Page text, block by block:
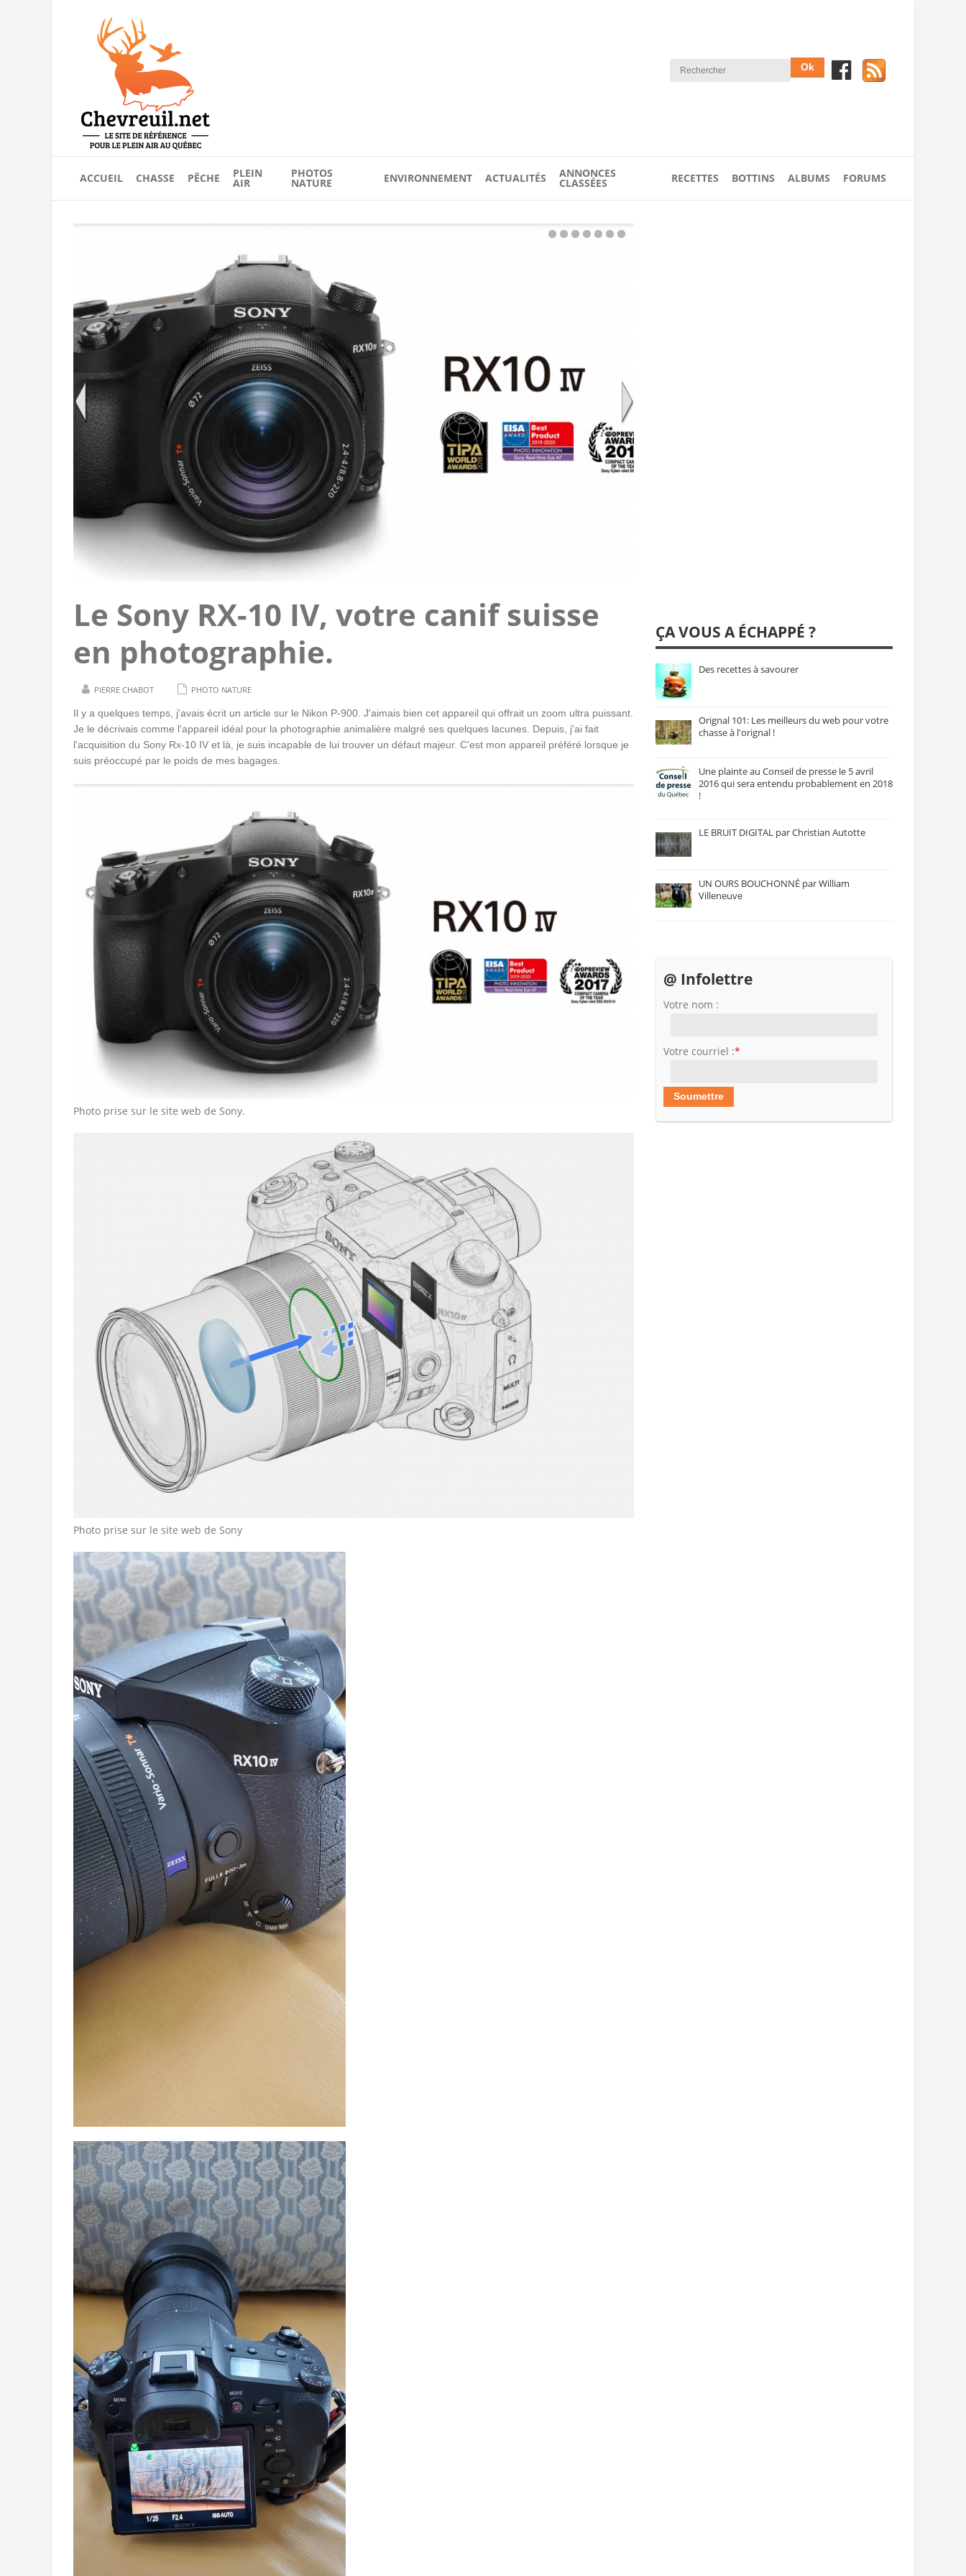
ACCUEIL CHASSE PÊCHE PLEIN
AIR
PHOTOS
NATURE ENVIRONNEMENT ACTUALITÉS ANNONCES
CLASSÉES RECETTES BOTTINS ALBUMS FORUMS
Le Sony RX-10 IV, votre canif suisse
en photographie.
PIERRE CHABOT PHOTO NATURE
Il y a quelques temps, j'avais écrit un article sur le Nikon P-900. J'aimais bien cet appareil qui offrait un zoom ultra puissant.
Je le décrivais comme l'appareil idéal pour la photographie animalière malgré ses quelques lacunes. Depuis, j'ai fait
l'acquisition du Sony Rx-10 IV et là, je suis incapable de lui trouver un défaut majeur. C'est mon appareil préféré lorsque je
suis préoccupé par le poids de mes bagages.
Photo prise sur le site web de Sony.
Photo prise sur le site web de Sony
ÇA VOUS A ÉCHAPPÉ ?
Des recettes à savourer
Orignal 101: Les meilleurs du web pour votre
chasse à l'orignal !
Une plainte au Conseil de presse le 5 avril
2016 qui sera entendu probablement en 2018
!
LE BRUIT DIGITAL par Christian Autotte
UN OURS BOUCHONNÉ par William
Villeneuve
@ Infolettre
Votre nom :
Votre courriel :*